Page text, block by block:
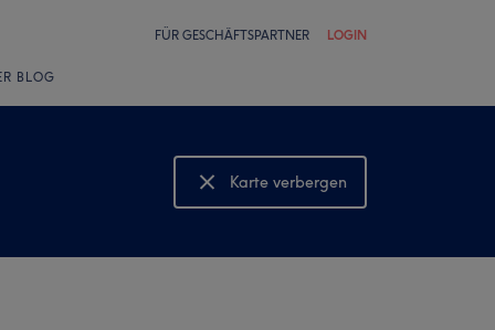
FÜR GESCHÄFTSPARTNER LOGIN
BLOG
Karte verbergen
Karte anzeigen